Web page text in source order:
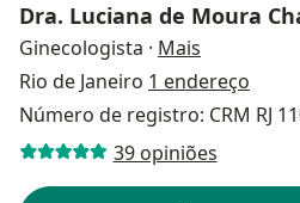
Dra. Luciana de Moura
Ginecologista · Mais
Rio de Janeiro 1 endereço
Número de registro: CRM RJ
39 opiniões